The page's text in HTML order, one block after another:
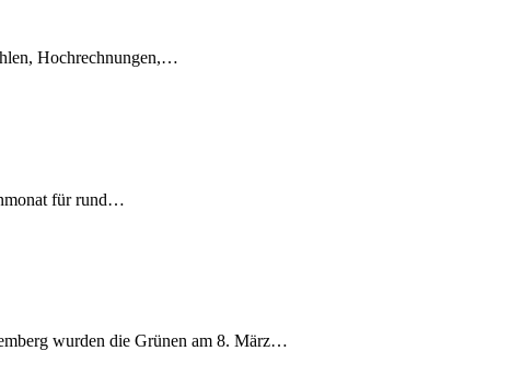
Hochrechnungen,…
für rund…
wurden die Grünen am 8. März…